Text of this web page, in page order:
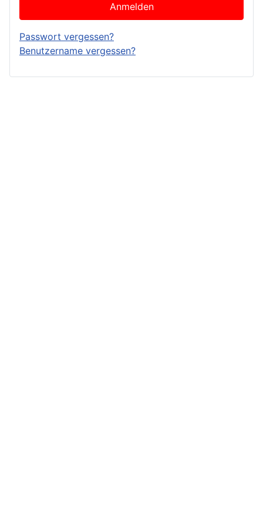
Anmelden
Passwort vergessen?
Benutzername vergessen?